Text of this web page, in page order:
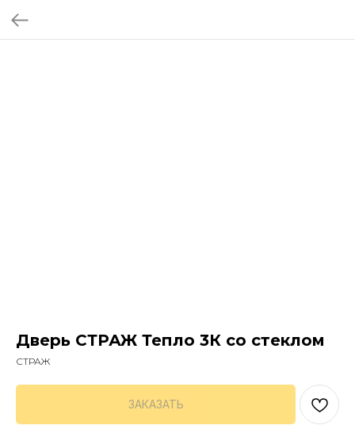
Дверь СТРАЖ Тепло 3К со стеклом
СТРАЖ
ЗАКАЗАТЬ